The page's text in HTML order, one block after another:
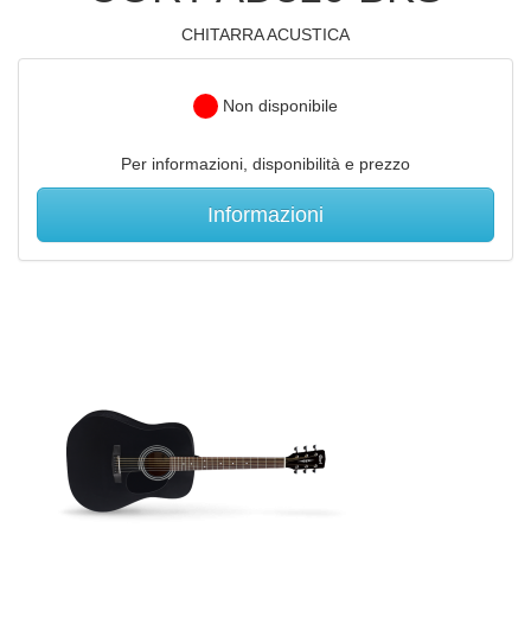
CHITARRA ACUSTICA
Non disponibile
Per informazioni, disponibilità e prezzo
Informazioni